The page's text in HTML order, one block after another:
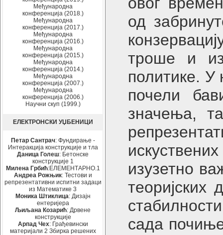
Међународна
конференција (2018.)
Међународна
конференција (2017.)
Међународна
конференција (2016.)
Међународна
конференција (2015.)
Међународна
конференција (2014.)
Међународна
конференција (2007.)
Међународна
конференција (2006.)
Научни скуп (1999.)
ЕЛЕКТРОНСКИ УЏБЕНИЦИ
Петар Сантрач: Фундирање -
Интеракција конструкције и тла
Даница Голеш: Бетонске
конструкције 1
Милена Грбић:ЕЛЕМЕНТАРНО.1
Андреа Рожњик: Тестови и
репрезентативни испитни задаци
из Математике 3
Моника Штиклица: Дизајн
ентеријера
Љиљана Козарић: Дрвене
конструкције
Арпад Чех: Грађевински
материјали 2 Збирка решених
од
троше и
политике. У
почели
значења,
изузетно
теоријских
сада